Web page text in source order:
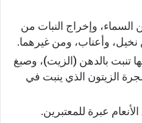
السماء، وإخراج النبات من
وأعناب، ومن غيرهما.
تنبت بالدهن (الزيت)، وصبغ
الزيتون الذي ينبت في
عبرة للمعتبرين.